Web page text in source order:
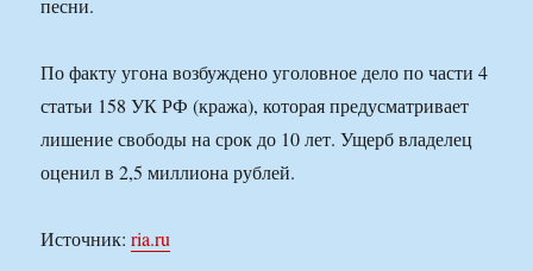
песни.
По факту угона возбуждено уголовное дело по части 4
статьи 158 УК РФ (кража), которая предусматривает
лишение свободы на срок до 10 лет. Ущерб владелец
оценил в 2,5 миллиона рублей.
Источник:ria.ru